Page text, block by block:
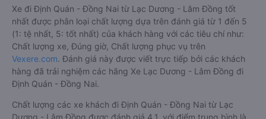
Xe đi Định Quán - Đồng Nai từ Lạc Dương - Lâm Đồng tốt
nhất được phân loại chất lượng dựa trên đánh giá từ 1 đến 5
(1: tệ nhất, 5: tốt nhất) của khách hàng với các tiêu chí như:
Chất lượng xe, Đúng giờ, Chất lượng phục vụ trên
Vexere.com. Đánh giá này được viết trực tiếp bởi các khách
hàng đã trải nghiệm các hãng Xe Lạc Dương - Lâm Đồng đi
Định Quán - Đồng Nai.
Chất lượng các xe khách đi Định Quán - Đồng Nai từ Lạc
Dương - Lâm Đồng được đánh giá 4.1, với điểm trung bình là